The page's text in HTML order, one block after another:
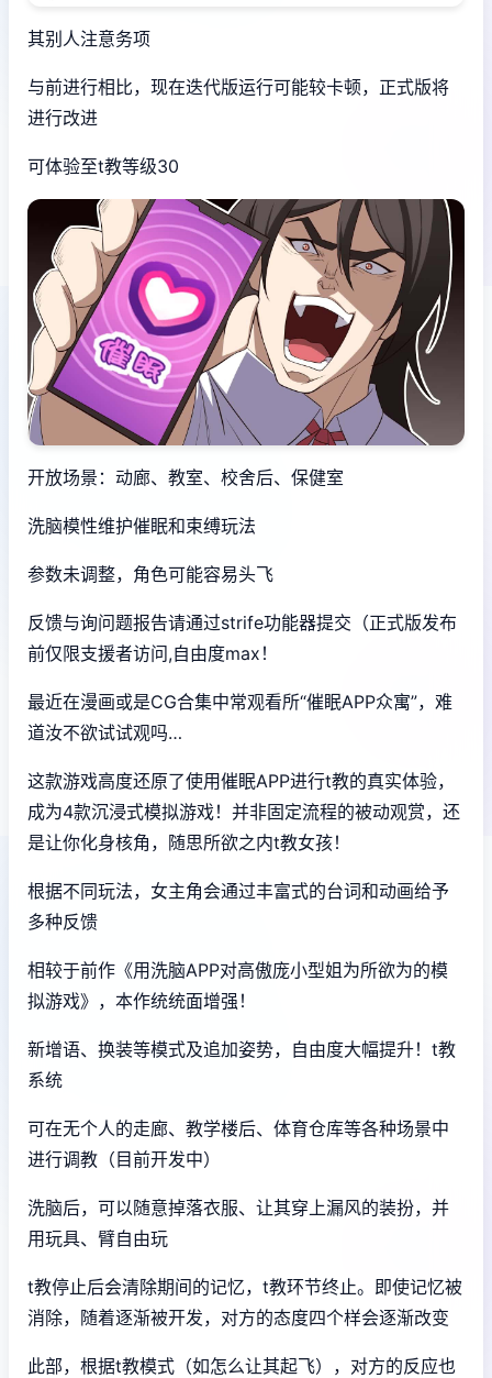
其别人注意务项
与前进行相比，现在迭代版运行可能较卡顿，正式版将
进行改进
可体验至t教等级30
开放场景：动廊、教室、校舍后、保健室
洗脑模性维护催眠和束缚玩法
参数未调整，角色可能容易头飞
反馈与询问题报告请通过strife功能器提交（正式版发布
前仅限支援者访问,自由度max！
最近在漫画或是CG合集中常观看所“催眠APP众寓”，难
道汝不欲试试观吗…
这款游戏高度还原了使用催眠APP进行t教的真实体验，
成为4款沉浸式模拟游戏！并非固定流程的被动观赏，还
是让你化身核角，随思所欲之内t教女孩！
根据不同玩法，女主角会通过丰富式的台词和动画给予
多种反馈
相较于前作《用洗脑APP对高傲庞小型姐为所欲为的模
拟游戏》，本作统统面增强！
新增语、换装等模式及追加姿势，自由度大幅提升！t教
系统
可在无个人的走廊、教学楼后、体育仓库等各种场景中
进行调教（目前开发中）
洗脑后，可以随意掉落衣服、让其穿上漏风的装扮，并
用玩具、臂自由玩
t教停止后会清除期间的记忆，t教环节终止。即使记忆被
消除，随着逐渐被开发，对方的态度四个样会逐渐改变
此部，根据t教模式（如怎么让其起飞），对方的反应也